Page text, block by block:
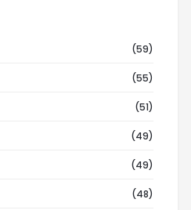
(59)
(55)
(51)
(49)
(49)
(48)